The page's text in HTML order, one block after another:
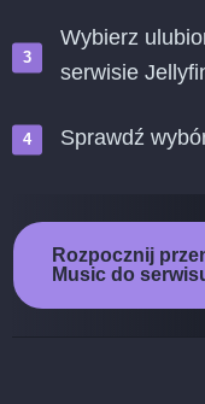
Wybierz
serwisie
Sprawdź
Rozpocznij
Music do